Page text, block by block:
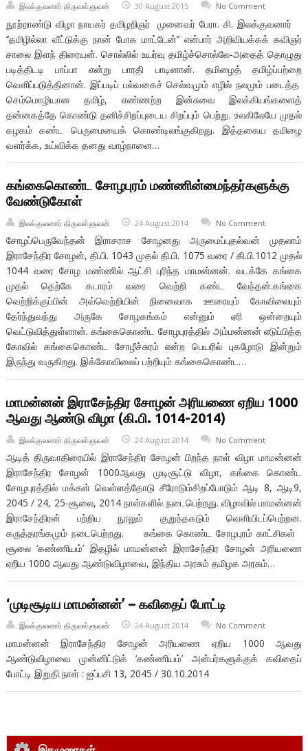
இலக்குவனார் திருவள்ளுவன் 30 August 2015 No Comment
நூற்றாண்டு விழா நாயகர் தமிழறிஞர் முனைவர் பேரா. சி. இலக்குவனார்
‘’தமிழில்லா வீட்டுக்கு நான் போக மாட்டேன்’’ என்பார் அறிவியக்கக் கவிஞர்
சாலை இளந் திரையன். சொல்லில் உயர்வு தமிழ்ச்சொல்லே-அதைத் தொழுது
படித்திடடி பாப்பா என்று பாரதி பாடினான். தமிழைத் தமிழ்ப்பற்றை
வெளிப்படுத்தினான். இப்படிப் பல்வகைச் செல்வமும் எழில் நலமும் படைத்த
செம்மொழியான தமிழ், எண்ணற்ற இன்சுவை இலக்கியங்களைத்
தன்னகத்தே கொண்டு தனிச்சிறப்புடைய சிறப்பும் பெற்று. உலகிலேயே முதல்
கழகம் கண்ட பெருமையைக் கொண்டிலங்குகிறது. இத்தகைய தமிழை
வளர்க்க, உய்விக்க தனது வாழ்நாளை…
கங்கைகொண்ட சோழபுரம் மண்ணின்மைந்தர்களுக்கு
வேண்டுகோள்
இலக்குவனார் திருவள்ளுவன் 24 August 2014 No Comment
சோழப்பெருவேந்தன் இராசராச சோழனது அருமைப்புதல்வன் முதலாம்
இராசேந்திர சோழன், தி.பி. 1043 முதல் தி.பி. 1075 வரை / கி.பி.1012 முதல்
1044 வரை சோழ மண்ணில் ஆட்சி புரிந்த மாமன்னன். வடக்கே கங்கை
முதல் தெற்கே கடாரம் வரை வெற்றி கண்ட வேந்தன்.கங்கை
வெற்றிக்குப்பின் அவ்வெற்றியின் நினைவாக ஊரையும் கோவிலையும்
தேர்ந்துவந்து அருகே சோழகங்கம் என்னும் ஏரி ஒன்றையும்
வெட்டுவித்துள்ளான். கங்கைகொண்ட சோழபுரத்தில் அம்மன்னன் எடுப்பித்த
கோவில் கங்கைகொண்ட சோழீச்சுரம் என்ற பெயரில் புகழோடு இன்றும்
இருந்து வருகிறது. இக்கோவிலைப் பற்றியும் கங்கைகொண்ட…
மாமன்னன் இராசேந்திர சோழன் அரியணை ஏறிய 1000
ஆவது ஆண்டு விழா (கி.பி. 1014-2014)
இலக்குவனார் திருவள்ளுவன் 24 August 2014 No Comment
ஆடித் திருவாதிரையில் இராசேந்திர சோழன் பிறந்த நாள் விழா மாமன்னன்
இராசேந்திர சோழன் 1000ஆவது முடிசூட்டு விழா, கங்கை கொண்ட
சோழபுரத்தில் மக்கள் வெள்ளத்தோடு சீரோடும்சிறப்போடும் ஆடி 8, ஆடி9,
2045 / 24, 25-சூலை, 2014 நாள்களில் நடைபெற்றது. விழாவில் மாமன்னன்
இராசேந்திரன் பற்றிய நூலும் குறுந்தகடும் வெளியிடப்பெற்றன.
கருத்தரங்கமும் நடைபெற்றது. கங்கை கொண்ட சோழபுரம் காட்சிகள்
சூலை ‘கண்ணியம்’ இதழில் மாமன்னன் இராசேந்திர சோழன் அரியணை
ஏறிய 1000 ஆவது ஆண்டுவிழாவை, இந்திய அரசும் தமிழக அரசும்…
‘முடிசூடிய மாமன்னன்’ – கவிதைப் போட்டி
இலக்குவனார் திருவள்ளுவன் 24 August 2014 No Comment
மாமன்னன் இராசேந்திர சோழன் அரியணை ஏறிய 1000 ஆவது
ஆண்டுவிழாவை முன்னிட்டுக் ‘கண்ணியம்’ அன்பர்களுக்குக் கவிதைப்
போட்டி இறுதி நாள் : ஐப்பசி 13, 2045 / 30.10.2014